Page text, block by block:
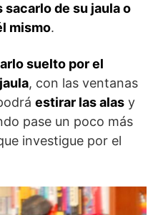
sacarlo de su jaula o
mismo.
suelto por el
, con las ventanas
estirar las alas y
pase un poco más
investigue por el